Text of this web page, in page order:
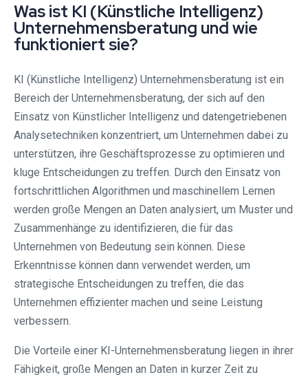
Was ist KI (Künstliche Intelligenz)
Unternehmensberatung und wie
funktioniert sie?
KI (Künstliche Intelligenz) Unternehmensberatung ist ein
Bereich der Unternehmensberatung, der sich auf den
Einsatz von Künstlicher Intelligenz und datengetriebenen
Analysetechniken konzentriert, um Unternehmen dabei zu
unterstützen, ihre Geschäftsprozesse zu optimieren und
kluge Entscheidungen zu treffen. Durch den Einsatz von
fortschrittlichen Algorithmen und maschinellem Lernen
werden große Mengen an Daten analysiert, um Muster und
Zusammenhänge zu identifizieren, die für das
Unternehmen von Bedeutung sein können. Diese
Erkenntnisse können dann verwendet werden, um
strategische Entscheidungen zu treffen, die das
Unternehmen effizienter machen und seine Leistung
verbessern.
Die Vorteile einer KI-Unternehmensberatung liegen in ihrer
Fähigkeit, große Mengen an Daten in kurzer Zeit zu